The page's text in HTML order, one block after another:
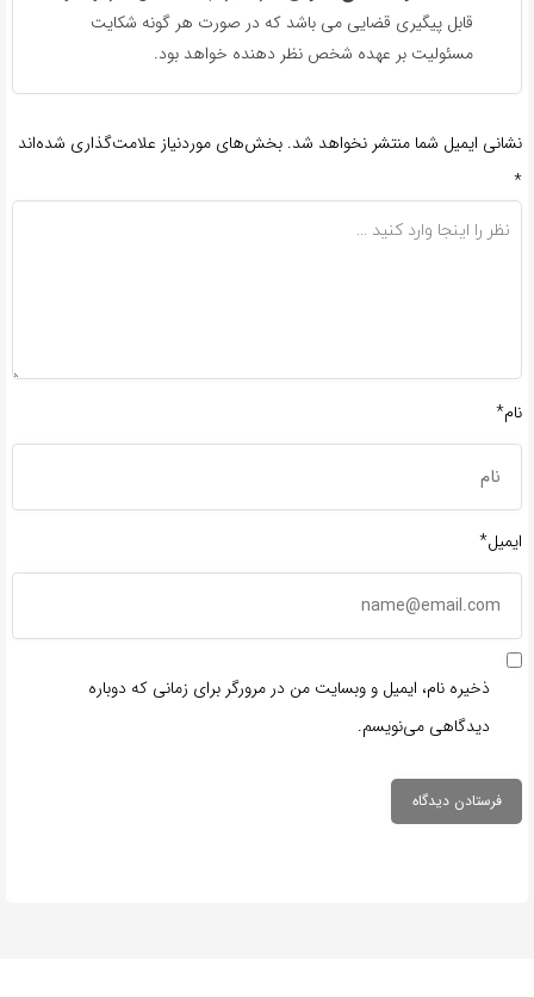
قابل پیگیری قضایی می باشد که در صورت هر گونه شکایت
مسئولیت بر عهده شخص نظر دهنده خواهد بود.
نشانی ایمیل شما منتشر نخواهد شد. بخش‌های موردنیاز علامت‌گذاری شده‌اند
*
نام*
ایمیل*
ذخیره نام، ایمیل و وبسایت من در مرورگر برای زمانی که دوباره
دیدگاهی می‌نویسم.